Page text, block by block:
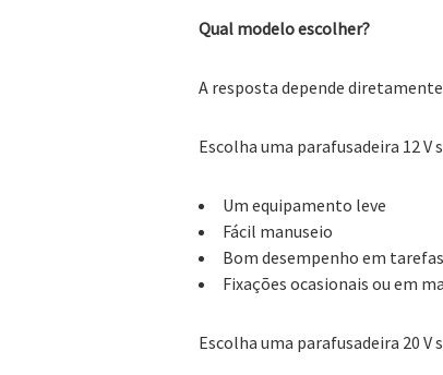
Qual modelo escolher?
A resposta depende diretamente
Escolha uma parafusadeira 12 V
Um equipamento leve
Fácil manuseio
Bom desempenho em
Fixações ocasionais ou em
Escolha uma parafusadeira 20 V